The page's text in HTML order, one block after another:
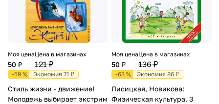
Моя цена
50 ₽
Цена в магазинах
121 ₽
-59 % Экономия 71 ₽
Стиль жизни - движение!
Молодежь выбирает экстрим
Моя цена
50 ₽
Цена в магазинах
136 ₽
-63 % Экономия 86 ₽
Лисицкая, Новикова:
Физическая культура. 3